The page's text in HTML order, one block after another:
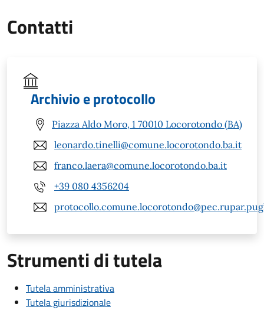
Contatti
Archivio e protocollo
Piazza Aldo Moro, 1 70010 Locorotondo (BA)
leonardo.tinelli@comune.locorotondo.ba.it
franco.laera@comune.locorotondo.ba.it
+39 080 4356204
Strumenti di tutela
Tutela amministrativa
Tutela giurisdizionale